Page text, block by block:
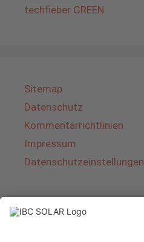
techfieber GREEN
Sitemap
Datenschutz
Kommentarrichtlinien
Impressum
Datenschutzeinstellungen
Über IBC SOLAR